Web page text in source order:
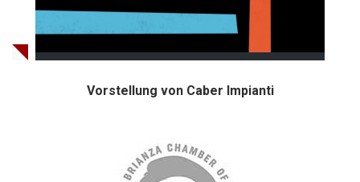
Vorstellung von Caber Impianti